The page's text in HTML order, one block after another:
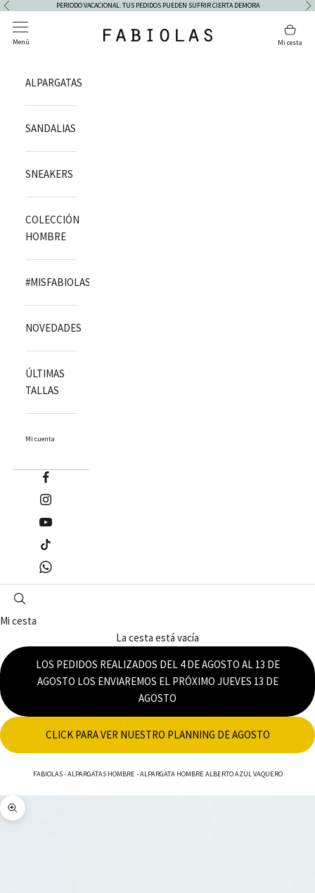
Ir al contenido
Anterior PERIODO VACACIONAL. TUS PEDIDOS PUEDEN SUFRIR CIERTA DEMORA
Fabiolas
Abrir menú de navegación
Menú
Abrir
Mi cesta
ALPARGATAS
SANDALIAS
SNEAKERS
COLECCIÓN
HOMBRE
#MISFABIOLAS
NOVEDADES
ÚLTIMAS
TALLAS
Mi cuenta
Mi cesta
La cesta está vacía
LOS PEDIDOS REALIZADOS DEL 4 DE AGOSTO AL 13 DE
AGOSTO LOS ENVIAREMOS EL PRÓXIMO JUEVES 13 DE
AGOSTO
CLICK PARA VER NUESTRO PLANNING DE AGOSTO
FABIOLAS-ALPARGATAS HOMBRE -ALPARGATA HOMBRE ALBERTO AZUL VAQUERO
Zoom